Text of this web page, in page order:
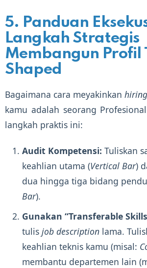
5. Panduan
Langkah Strategis
Membangun Profil
Shaped
Bagaimana cara meyakinkan
kamu adalah seorang
langkah praktis ini:
Audit Kompetensi: Tuliskan
keahlian utama (Vertical Bar)
dua hingga tiga bidang
Bar).
Gunakan “Transferable
tulisjob description lama.
keahlian teknis kamu (misal:
membantu departemen lain